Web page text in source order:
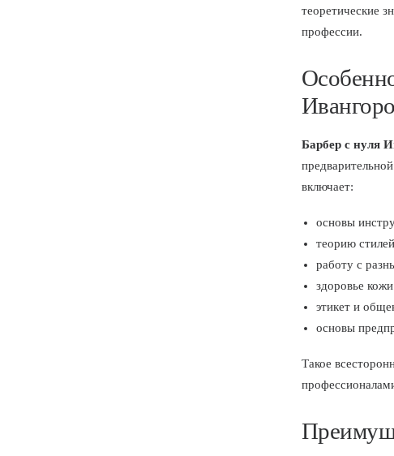
теоретические
профессии.
Барбер с нуля
включает:
основы
теорию
работу с
здоровье
этикет и
основы
Такое